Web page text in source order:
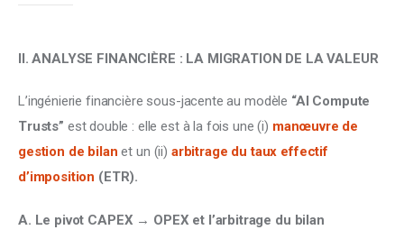
II. ANALYSE FINANCIÈRE : LA MIGRATION DE LA VALEUR
L’ingénierie financière sous-jacente au modèle “AI Compute
Trusts” est double : elle est à la fois une (i) manœuvre de
gestion de bilan et un (ii) arbitrage du taux effectif
d’imposition (ETR).
A. Le pivot CAPEX → OPEX et l’arbitrage du bilan